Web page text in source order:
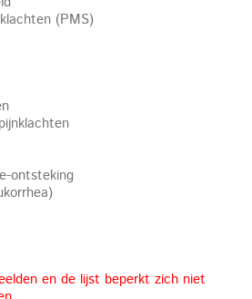
(PMS)
ontsteking
en de lijst beperkt zich niet